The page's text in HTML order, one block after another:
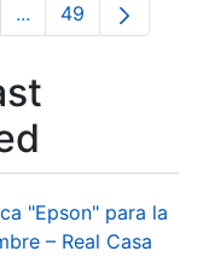
TAB to navigate.
...Intermediate
Page
49
"Epson" para la
– Real Casa